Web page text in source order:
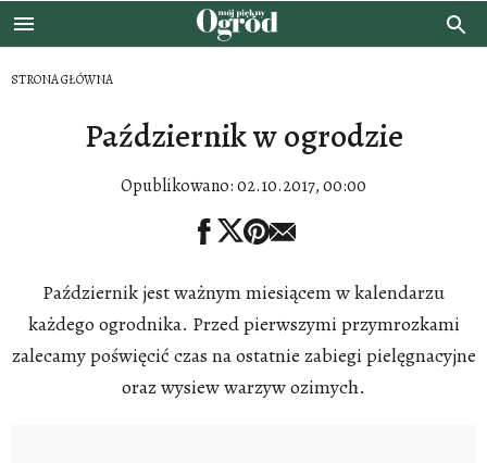
STRONA GŁÓWNA
Październik w ogrodzie
Opublikowano:02.10.2017, 00:00
Październik jest ważnym miesiącem w kalendarzu
każdego ogrodnika. Przed pierwszymi przymrozkami
zalecamy poświęcić czas na ostatnie zabiegi pielęgnacyjne
oraz wysiew warzyw ozimych.